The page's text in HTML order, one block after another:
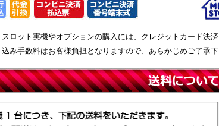
ロット実機やオプションの購入には、クレジットカード決
み手数料はお客様負担となりますので、あらかじめご了承下